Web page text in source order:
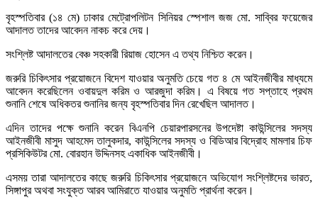
বৃহস্পতিবার (১৪ মে) ঢাকার মেট্রোপলিটন সিনিয়র স্পেশাল জজ মো. সাব্বির ফয়েজের
আদালত তাদের আবেদন নাকচ করে দেয়।
সংশ্লিষ্ট আদালতের বেঞ্চ সহকারী রিয়াজ হোসেন এ তথ্য নিশ্চিত করেন।
জরুরি চিকিৎসার প্রয়োজনে বিদেশ যাওয়ার অনুমতি চেয়ে গত ৪ মে আইনজীবীর মাধ্যমে
আবেদন করেছিলেন ওবায়দুল করিম ও আরজুদা করিম। এ বিষয়ে গত সপ্তাহে প্রথম
শুনানি শেষে অধিকতর শুনানির জন্য বৃহস্পতিবার দিন রেখেছিল আদালত।
এদিন তাদের পক্ষে শুনানি করেন বিএনপি চেয়ারপারসনের উপদেষ্টা কাউন্সিলের সদস্য
আইনজীবী মাসুদ আহমেদ তালুকদার, কাউন্সিলের সদস্য ও বিডিআর বিদ্রোহ মামলার চিফ
প্রসিকিউটর মো. বোরহান উদ্দিনসহ একাধিক আইনজীবী।
এসময় তারা আদালতের কাছে জরুরি চিকিৎসার প্রয়োজনে অভিযোগ সংশ্লিষ্টদের ভারত,
সিঙ্গাপুর অথবা সংযুক্ত আরব আমিরাতে যাওয়ার অনুমতি প্রার্থনা করেন।